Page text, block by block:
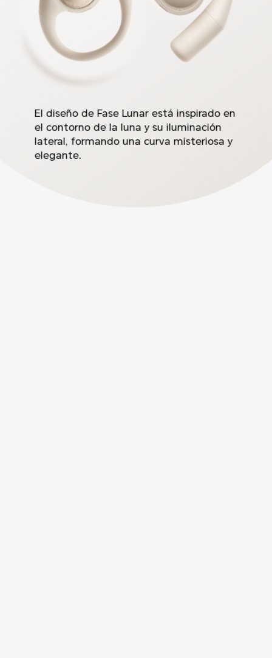
El diseño de Fase Lunar está inspirado en
el contorno de la luna y su iluminación
lateral, formando una curva misteriosa y
elegante.